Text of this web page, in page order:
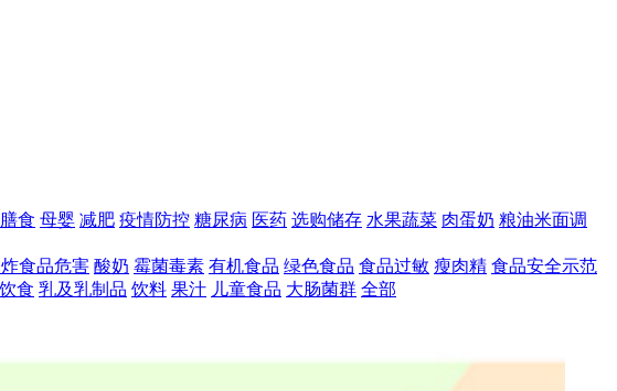
膳食 母婴 减肥 疫情防控 糖尿病 医药 选购储存 水果蔬菜 肉蛋奶 粮油米面调
食品危害 酸奶 霉菌毒素 有机食品 绿色食品 食品过敏 瘦肉精 食品安全示范
食 乳及乳制品 饮料 果汁 儿童食品 大肠菌群 全部